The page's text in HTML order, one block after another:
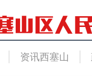
资讯西塞山